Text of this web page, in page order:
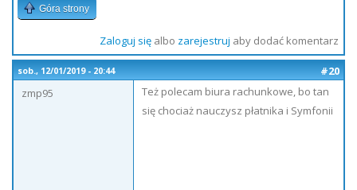
Góra strony
Zaloguj sięalbo zarejestruj aby dodać komentarz
sob., 12/01/2019 - 20:44
#20
zmp95
Też polecam biura rachunkowe, bo tan
się chociaż nauczysz płatnika i Symfonii